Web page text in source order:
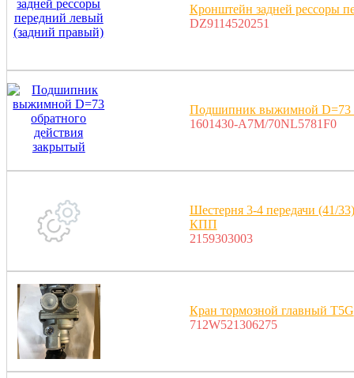
Кронштейн задней рессоры
DZ9114520251
Подшипник выжимной D=73
1601430-A7M/70NL5781F0
Шестерня 3-4 передачи (41/
КПП
2159303003
Кран тормозной главный T5G
712W521306275